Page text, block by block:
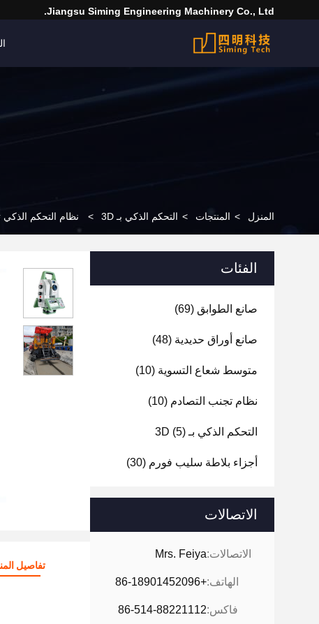
Jiangsu Siming Engineering Machinery Co., Ltd.
المنزل > المنتجات > التحكم الذكي بـ 3D > نظام التحكم الذكي
الفئات
صانع الطوابق (69)
صانع أوراق حديدية (48)
متوسط شعاع التسوية (10)
نظام تجنب التصادم (10)
التحكم الذكي بـ 3D (5)
أجزاء بلاطة سليب فورم (30)
الاتصالات
الاتصالات:Mrs. Feiya
الهاتف:+86-18901452096
فاكس:86-514-88221112
تفاصيل